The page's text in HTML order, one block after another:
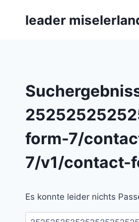
leader
form-7/
7/v1/contact-
Es konnte leider nichts
Suchen